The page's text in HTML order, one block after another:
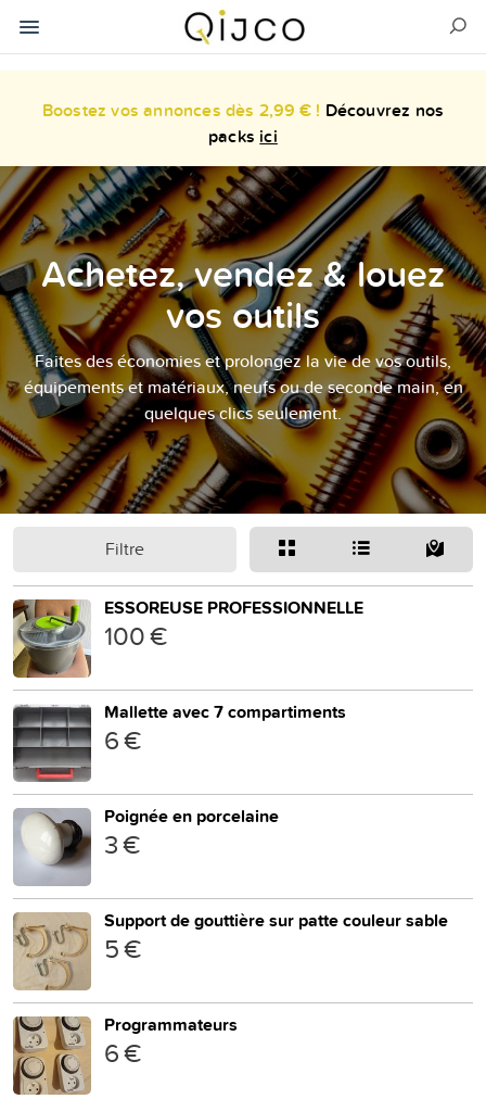
Boostez vos annonces dès 2,99 € ! Découvrez nos
packs ici
Achetez, vendez & louez
vos outils
Faites des économies et prolongez la vie de vos outils,
équipements et matériaux, neufs ou de seconde main, en
quelques clics seulement.
Filtre
ESSOREUSE PROFESSIONNELLE
100 €
Mallette avec 7 compartiments
6 €
Poignée en porcelaine
3 €
Support de gouttière sur patte couleur sable
5 €
Programmateurs
6 €